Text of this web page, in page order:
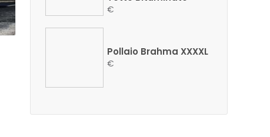
€
Pollaio Brahma XXXXL
€